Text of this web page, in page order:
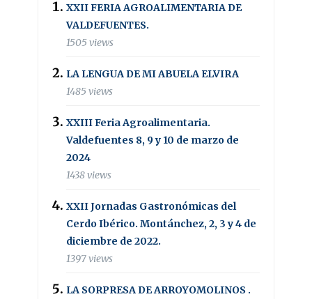
XXII FERIA AGROALIMENTARIA DE
VALDEFUENTES.
1505 views
LA LENGUA DE MI ABUELA ELVIRA
1485 views
XXIII Feria Agroalimentaria.
Valdefuentes 8, 9 y 10 de marzo de
2024
1438 views
XXII Jornadas Gastronómicas del
Cerdo Ibérico. Montánchez, 2, 3 y 4 de
diciembre de 2022.
1397 views
LA SORPRESA DE ARROYOMOLINOS .